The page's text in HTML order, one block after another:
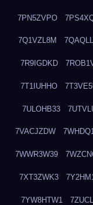
7PN5ZVPO
7Q1VZL8M
7R9IGDKD
7T1IUHHO
7ULOHB33
7VACJZDW
7WWR3W39
7XT3ZWK3
7YW8HTW1